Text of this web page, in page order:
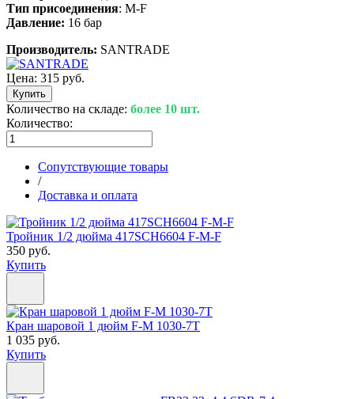
Тип присоединения: M-F
Давление: 16 бар
Производитель: SANTRADE
Цена: 315 руб.
Количество на складе: более 10 шт.
Количество:
Сопутствующие товары
/
Доставка и оплата
Тройник 1/2 дюйма 417SCH6604 F-M-F
350 руб.
Купить
Кран шаровой 1 дюйм F-M 1030-7T
1 035 руб.
Купить